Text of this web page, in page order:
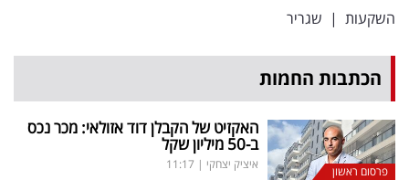
השקעות | שגריר
הכתבות החמות
פרסום ראשון
האקזיט של הקבלן דוד אזולאי: מכר נכס
ב-50 מיליון שקל
איציק יצחקי |
11:17